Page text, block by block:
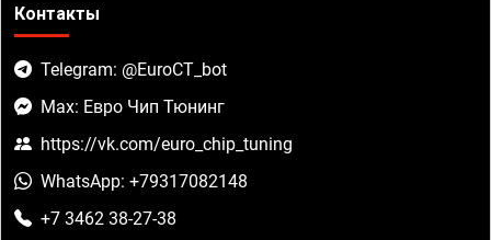
Контакты
Telegram: @EuroCT_bot
Max: Евро Чип Тюнинг
https://vk.com/euro_chip_tuning
WhatsApp: +79317082148
+7 3462 38-27-38